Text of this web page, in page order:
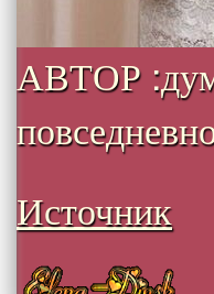
АВТОР
Источник